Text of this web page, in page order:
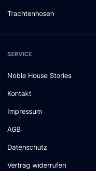
Trachtenhosen
SERVICE
Noble House Stories
Kontakt
Impressum
AGB
Datenschutz
Vertrag widerrufen